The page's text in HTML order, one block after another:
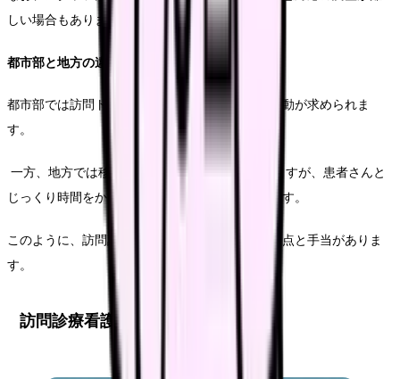
しい場合もあります。
都市部と地方の違い
都市部では訪問トラフィックが多く、効率的な移動が求められま
す。
一方、地方では移動距離が長くなる傾向にありますが、患者さんと
じっくり時間をかけて確保しやすい特徴があります。
このように、訪問診療看護師の仕事には様々な利点と手当がありま
す。
訪問診療看護師のキャリアパス